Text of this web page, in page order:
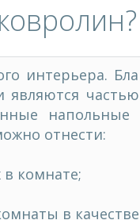
интерьера.
частью
отнести:
комнате;
в